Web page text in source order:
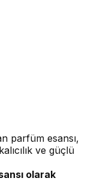
parfüm esansı,
ve güçlü
olarak